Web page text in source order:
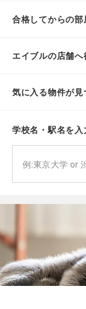
合格してからの部
エイブルの店舗
気に入る物件が見
学校名・駅名を